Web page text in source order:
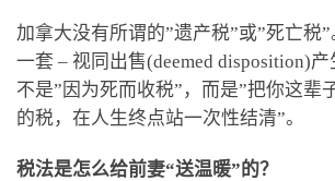
加拿大没有所谓的”遗产税”或”死亡税
一套 – 视同出售(deemed disposition)
不是”因为死而收税”，而是”把你这辈
的税，在人生终点站一次性结清”。
税法是怎么给前妻“送温暖”的？